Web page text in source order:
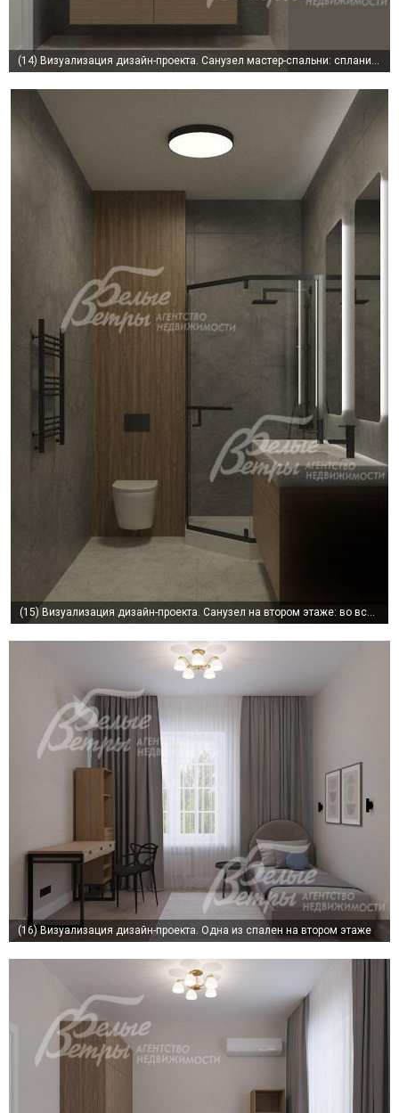
(14) Визуализация дизайн-проекта. Санузел мастер-спальни: спланировано окно
(15) Визуализация дизайн-проекта. Санузел на втором этаже: во всем доме уложены тёплые полы, установлены радиаторы
(16)Визуализация дизайн-проекта. Одна из спален на втором этаже